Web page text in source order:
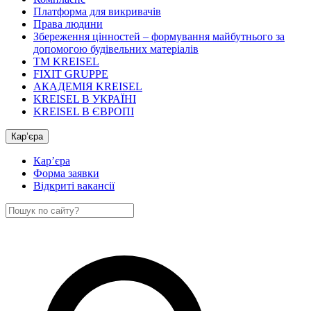
Платформа для викривачів
Права людини
Збереження цінностей – формування майбутнього за
допомогою будівельних матеріалів
ТМ KREISEL
FIXIT GRUPPE
АКАДЕМІЯ KREISEL
KREISEL В УКРАЇНІ
KREISEL В ЄВРОПІ
Кар’єра
Кар’єра
Форма заявки
Відкриті вакансії